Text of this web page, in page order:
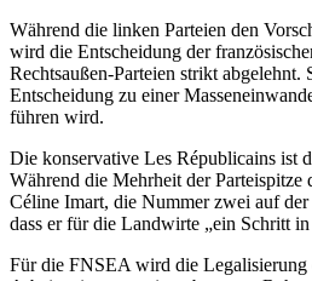
Während die linken Parteien den
wird die Entscheidung der
Rechtsaußen-Parteien strikt abgelehnt.
Entscheidung zu einer
führen wird.
Die konservative Les Républicains ist
Während die Mehrheit der Parteispitze
Céline Imart, die Nummer zwei auf
dass er für die Landwirte „ein Schritt
Für die FNSEA wird die Legalisierung